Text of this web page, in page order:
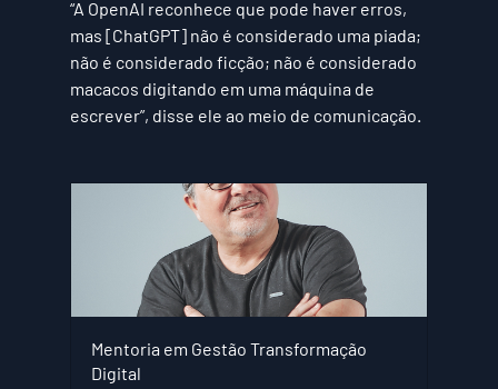
“A OpenAI reconhece que pode haver erros,
mas [ChatGPT] não é considerado uma piada;
não é considerado ficção; não é considerado
macacos digitando em uma máquina de
escrever”, disse ele ao meio de comunicação.
Mentoria em Gestão Transformação
Digital